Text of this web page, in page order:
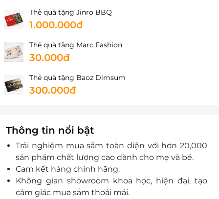
Thẻ quà tặng Jinro BBQ
1.000.000đ
Thẻ quà tặng Marc Fashion
30.000đ
Thẻ quà tặng Baoz Dimsum
300.000đ
Thông tin nổi bật
Trải nghiệm mua sắm toàn diện với hơn 20,000
sản phẩm chất lượng cao dành cho mẹ và bé.
Cam kết hàng chính hãng.
Không gian showroom khoa học, hiện đại, tạo
cảm giác mua sắm thoải mái.